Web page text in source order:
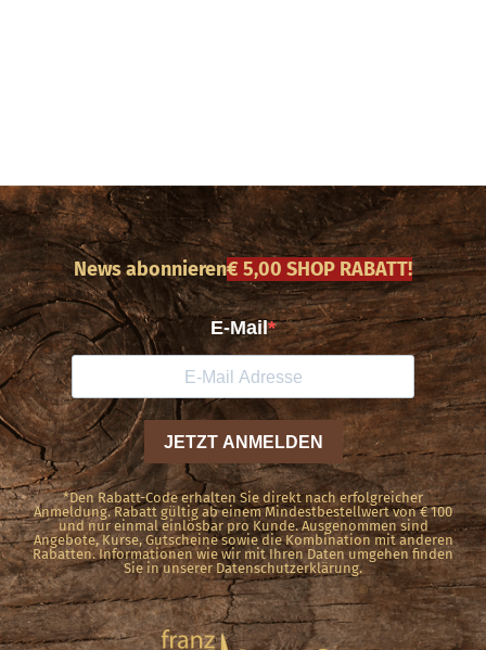
News abonnieren€ 5,00 SHOP RABATT!
*Den Rabatt-Code erhalten Sie direkt nach erfolgreicher
Anmeldung. Rabatt gültig ab einem Mindestbestellwert von € 100
und nur einmal einlösbar pro Kunde. Ausgenommen sind
Angebote, Kurse, Gutscheine sowie die Kombination mit anderen
Rabatten. Informationen wie wir mit Ihren Daten umgehen finden
Sie in unserer Datenschutzerklärung.